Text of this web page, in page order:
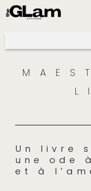
Un livre
une ode
et à